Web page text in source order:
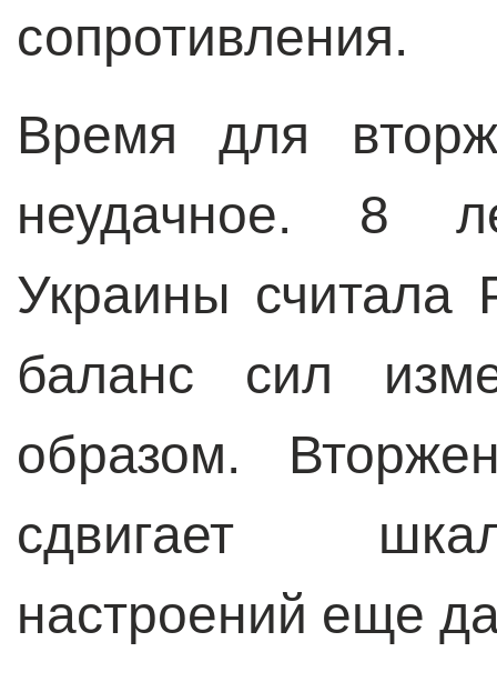
сопротивления.
Время для
неудачное. 8
Украины считала
баланс сил
образом.
сдвигает
настроений еще